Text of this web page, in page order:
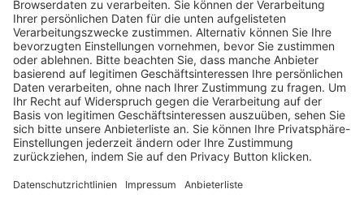
Trainerausbildung
Schulungsangebot Vereinsmitarbeiter
BFV-Geschäftsstellen
Trainerbörse
Login SpielPlus
FOLGE DEM BFV